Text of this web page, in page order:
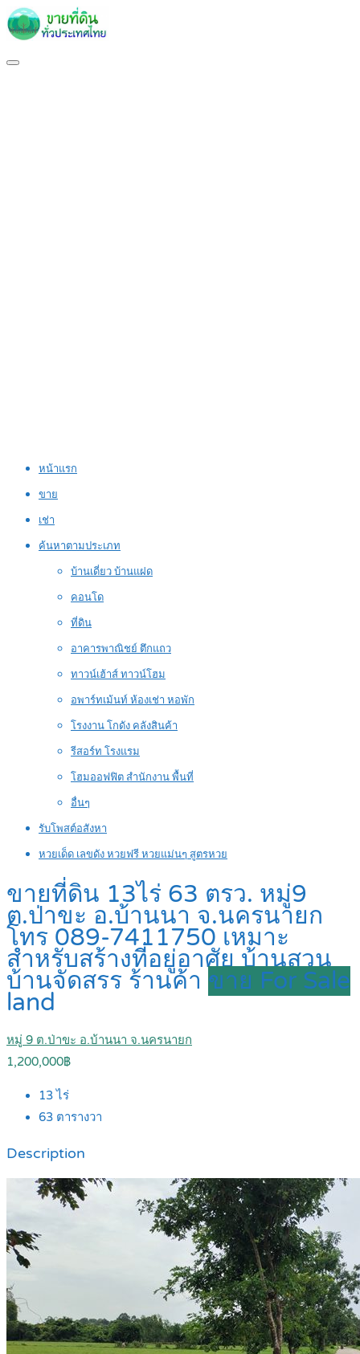
หน้าแรก
ขาย
เช่า
ค้นหาตามประเภท
บ้านเดี่ยว บ้านแฝด
คอนโด
ที่ดิน
อาคารพาณิชย์ ตึกแถว
ทาวน์เฮ้าส์ ทาวน์โฮม
อพาร์ทเม้นท์ ห้องเช่า หอพัก
โรงงาน โกดัง คลังสินค้า
รีสอร์ท โรงแรม
โฮมออฟฟิต สำนักงาน พื้นที่
อื่นๆ
รับโพสต์อสังหา
หวยเด็ด เลขดัง หวยฟรี หวยแม่นๆ สูตรหวย
ขายที่ดิน 13ไร่ 63 ตรว. หมู่9
ต.ป่าขะ อ.บ้านนา จ.นครนายก
โทร 089-7411750 เหมาะ
สำหรับสร้างที่อยู่อาศัย บ้านสวน
บ้านจัดสรร ร้านค้า ขาย For Sale
land
หมู่ 9 ต.ป่าขะ อ.บ้านนา จ.นครนายก
1,200,000฿
13ไร่
63 ตารางวา
Description